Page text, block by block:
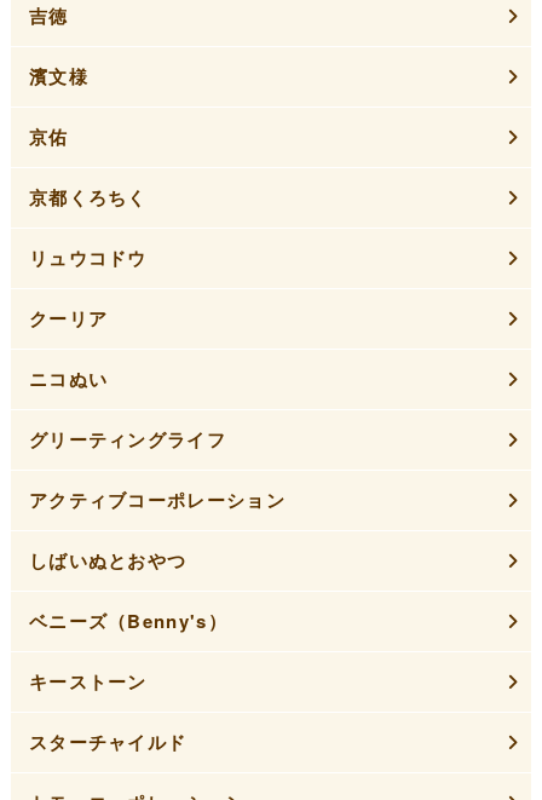
吉徳
濱文様
京佑
京都くろちく
リュウコドウ
クーリア
ニコぬい
グリーティングライフ
アクティブコーポレーション
しばいぬとおやつ
ベニーズ（Benny's）
キーストーン
スターチャイルド